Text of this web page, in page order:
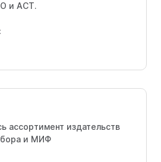
и АСТ.
книги,
а также книги, не
ассортимент издательств
и МИФ